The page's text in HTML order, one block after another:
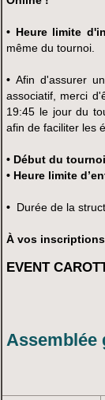
• Heure limite
même du tournoi.
• Afin d'assurer
associatif, merci
19:45 le jour du
afin de faciliter les
• Début du
• Heure limite
• Durée de la
À vos
EVENT
Assemblée